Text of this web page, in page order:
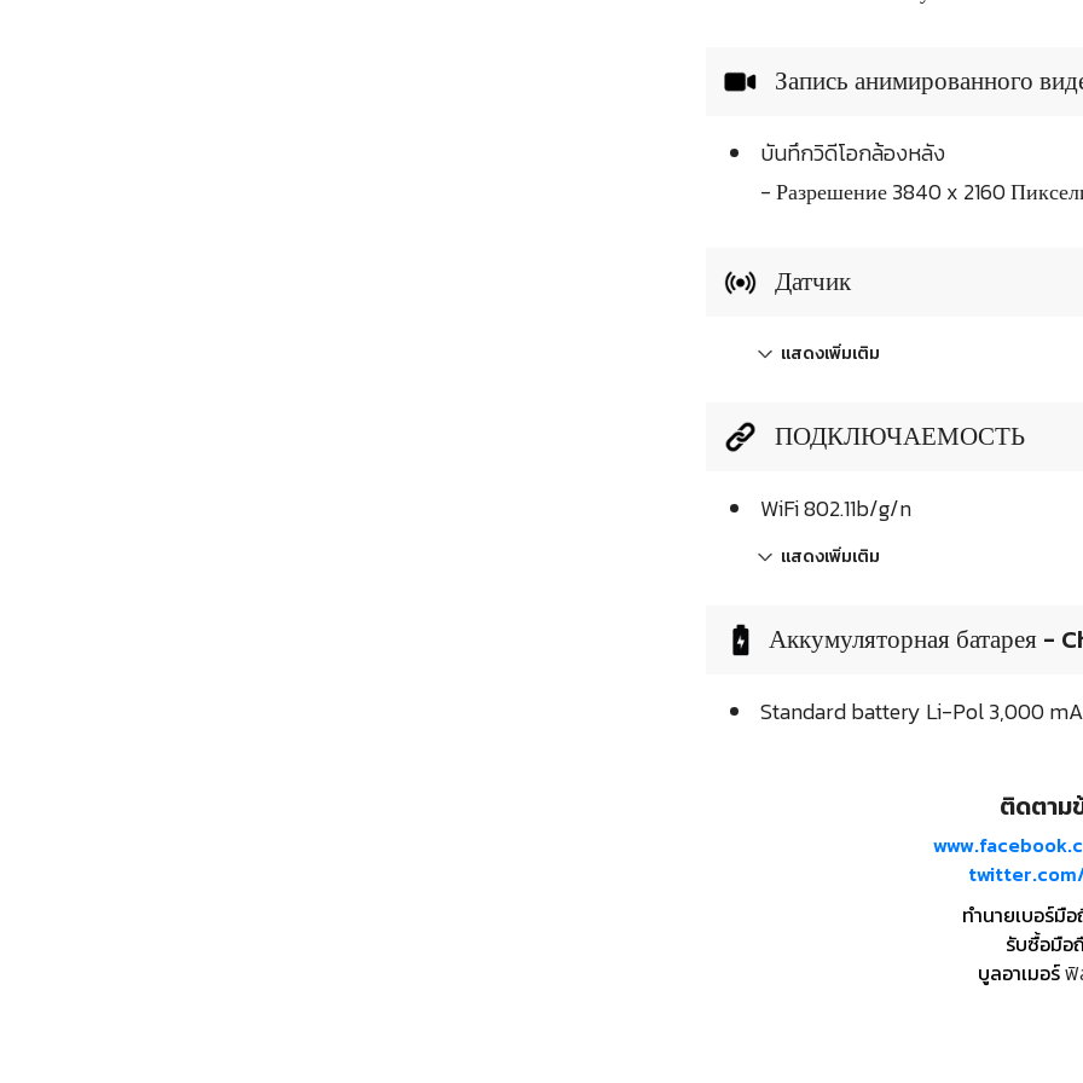
Запись анимированного
บันทึกวิดีโอกล้องหลัง
- Разрешение 3840 x 2160
Датчик
แสดงเพิ่มเติม
ПОДКЛЮЧАЕМОСТЬ
WiFi 802.11b/g/n
แสดงเพิ่มเติม
Аккумуляторная батарея -
Standard battery Li-Pol 3,000
ติดตาม
ทำนายเบอร์มื
รับซื้อมือ
บูลอาเมอร์ฟิ